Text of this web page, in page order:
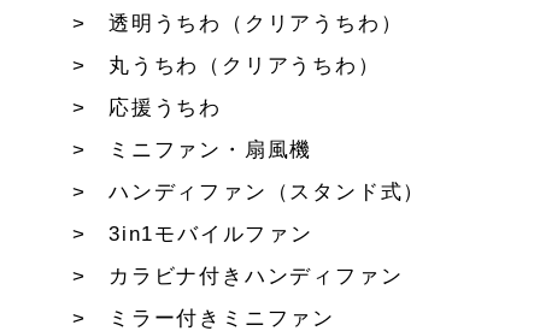
透明うちわ（クリアうちわ）
丸うちわ（クリアうちわ）
応援うちわ
ミニファン・扇風機
ハンディファン（スタンド式）
3in1モバイルファン
カラビナ付きハンディファン
ミラー付きミニファン